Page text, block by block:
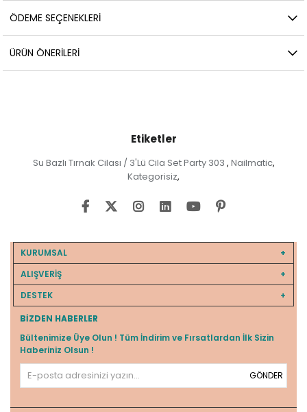
ÖDEME SEÇENEKLERI
ÜRÜN ÖNERILERI
Etiketler
Su Bazlı Tırnak Cilası / 3'Lü Cila Set Party 303 , Nailmatic,
Kategorisiz,
KURUMSAL
ALIŞVERİŞ
DESTEK
BIZDEN HABERLER
Bültenimize Üye Olun ! Tüm İndirim ve Fırsatlardan İlk Sizin
Haberiniz Olsun !
GÖNDER